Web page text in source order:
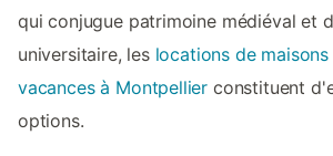
qui conjugue patrimoine médiéval et
universitaire, les locations de
vacances à Montpellier constituent
options.